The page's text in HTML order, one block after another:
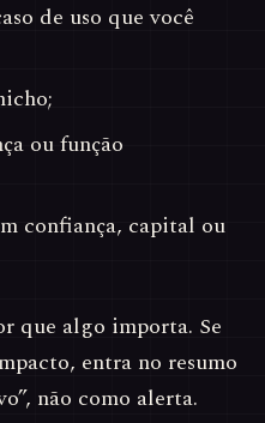
de uso que você
ou função
confiança, capital ou
que algo importa. Se
entra no resumo
não como alerta.